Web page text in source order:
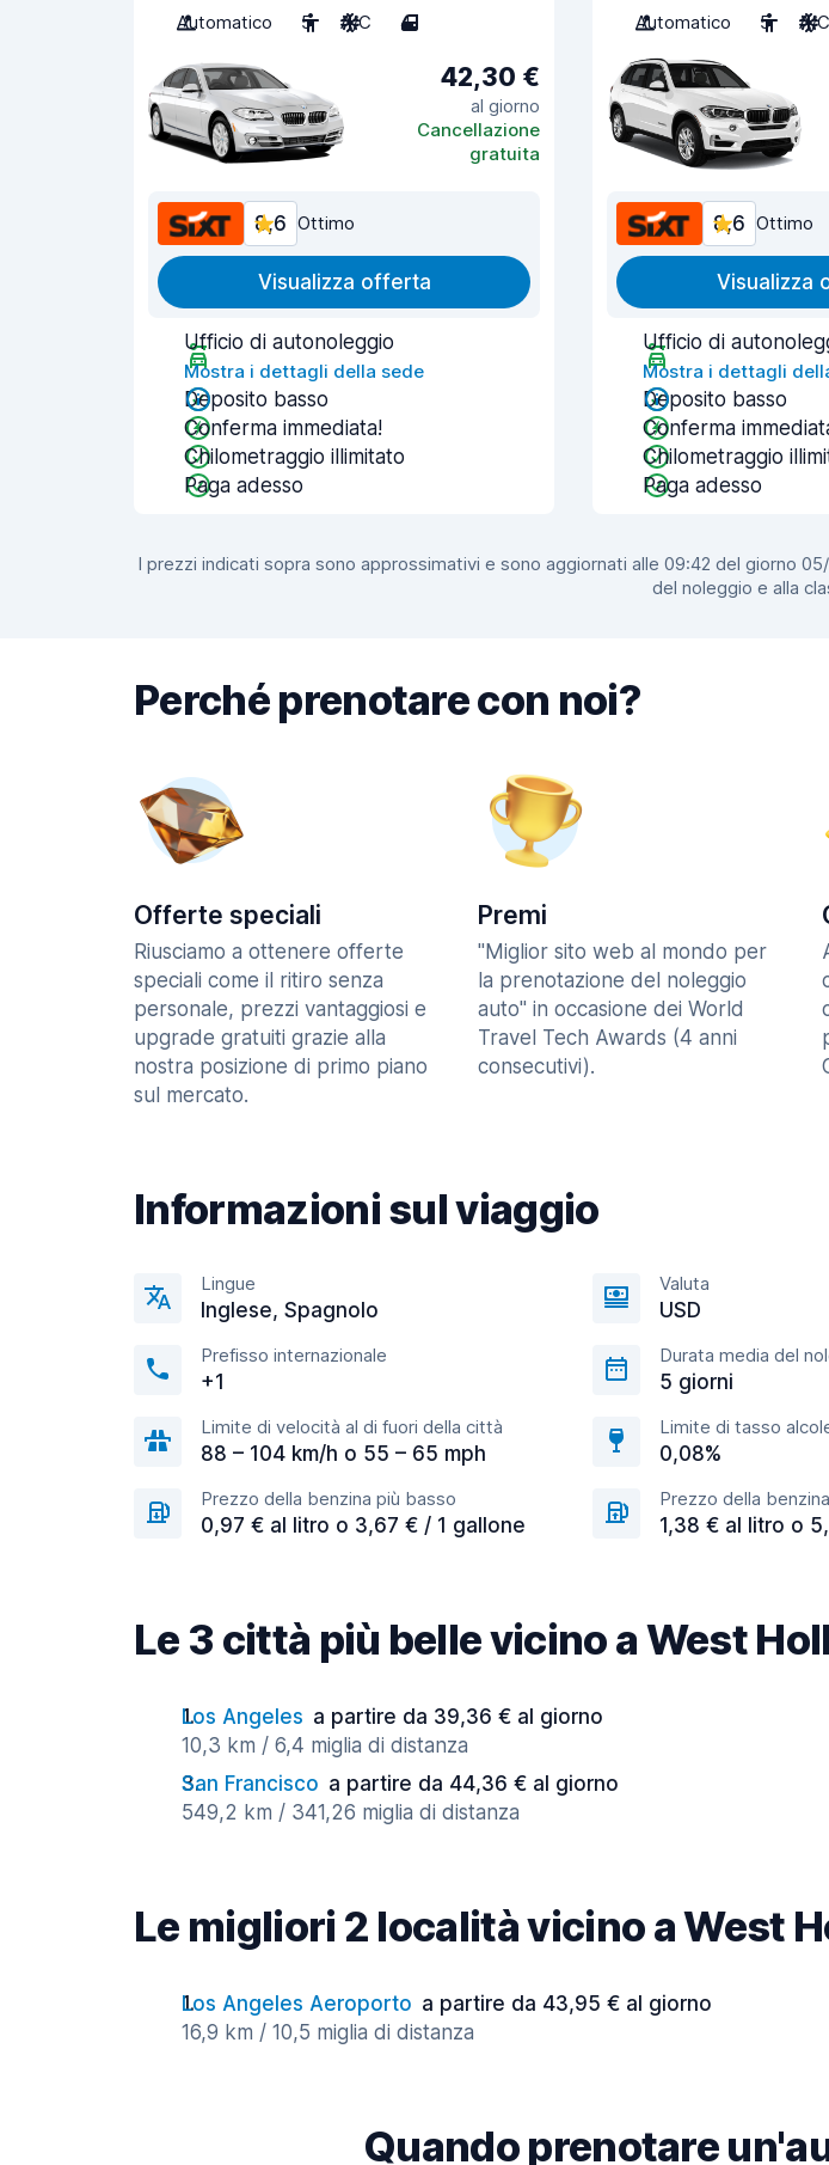
Automatico
5 A/C 4
42,30 €
al giorno
Cancellazione
gratuita
8,6 Ottimo
Visualizza offerta
Ufficio di autonoleggio
Mostra i dettagli della sede
Deposito basso
Conferma immediata!
Chilometraggio illimitato
Paga adesso
Automatico
5 A/C
8,6 Ottimo
Visualizza
Ufficio di
Mostra i dettagli
Deposito basso
Conferma
Chilometraggio
Paga adesso
I prezzi indicati sopra sono approssimativi e sono aggiornati alle 09:42 del giorno
del noleggio e alla
Perché prenotare con noi?
Offerte speciali
Riusciamo a ottenere offerte
speciali come il ritiro senza
personale, prezzi vantaggiosi e
upgrade gratuiti grazie alla
nostra posizione di primo piano
sul mercato.
Premi
"Miglior sito web al mondo per
la prenotazione del noleggio
auto" in occasione dei World
Travel Tech Awards (4 anni
consecutivi).
Informazioni sul viaggio
Lingue
Inglese, Spagnolo
Valuta
USD
Prefisso internazionale
+1
Durata media del
5 giorni
Limite di velocità al di fuori della città
88 – 104 km/h o 55 – 65 mph
Limite di tasso
0,08%
Prezzo della benzina più basso
0,97 € al litro o 3,67 € / 1 gallone
Prezzo della
1,38 € al litro o
Le 3 città più belle vicino a West
Los Angeles a partire da 39,36 € al giorno
10,3 km / 6,4 miglia di distanza
San Francisco a partire da 44,36 € al giorno
549,2 km / 341,26 miglia di distanza
Le migliori 2 località vicino a West
Los Angeles Aeroporto a partire da 43,95 € al giorno
16,9 km / 10,5 miglia di distanza
Quando prenotare